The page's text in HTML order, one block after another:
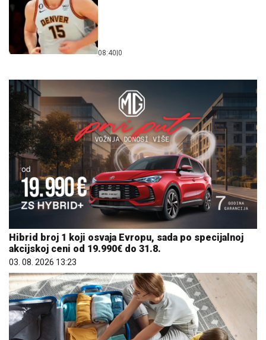
08:40 0
Hibrid broj 1 koji osvaja Evropu, sada po specijalnoj
akcijskoj ceni od 19.990€ do 31.8.
03. 08. 2026 13:23